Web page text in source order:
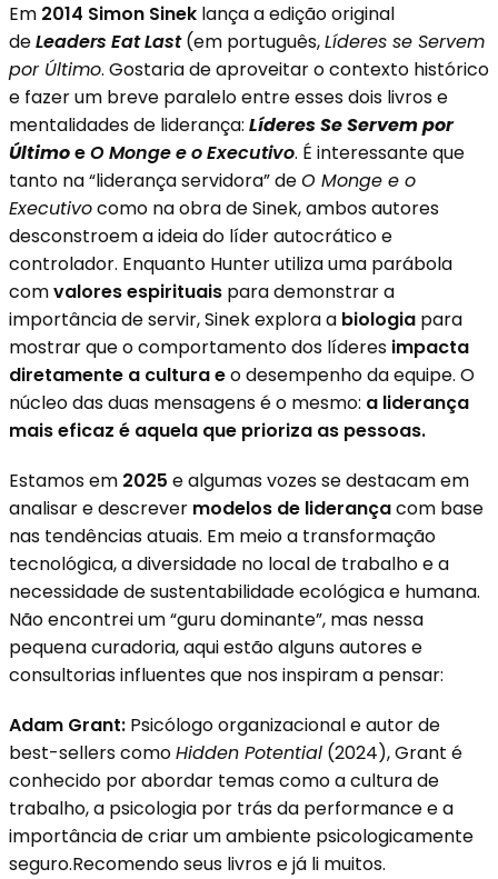
Em 2014 Simon Sinek lança a edição original
deLeaders Eat Last(em português,Líderes se Servem
por Último. Gostaria de aproveitar o contexto histórico
e fazer um breve paralelo entre esses dois livros e
mentalidades de liderança: Líderes Se Servem por
ÚltimoeO Monge e o Executivo. É interessante que
tanto na “liderança servidora” deO Monge e o
Executivocomo na obra de Sinek, ambos autores
desconstroem a ideia do líder autocrático e
controlador. Enquanto Hunter utiliza uma parábola
comvalores espirituais para demonstrar a
importância de servir, Sinek explora a biologia para
mostrar que o comportamento dos líderes impacta
diretamente a cultura eo desempenho da equipe. O
núcleo das duas mensagens é o mesmo: a liderança
mais eficaz é aquela que prioriza as pessoas.
Estamos em 2025 e algumas vozes se destacam em
analisar e descrever modelos de liderançacom base
nas tendências atuais. Em meio a transformação
tecnológica, a diversidade no local de trabalho e a
necessidade de sustentabilidade ecológica e humana.
Não encontrei um “guru dominante”, mas nessa
pequena curadoria, aqui estão alguns autores e
consultorias influentes que nos inspiram a pensar:
Adam Grant: Psicólogo organizacional e autor de
best-sellers comoHidden Potential (2024), Grant é
conhecido por abordar temas como a cultura de
trabalho, a psicologia por trás da performance e a
importância de criar um ambiente psicologicamente
seguro.Recomendo seus livros e já li muitos.